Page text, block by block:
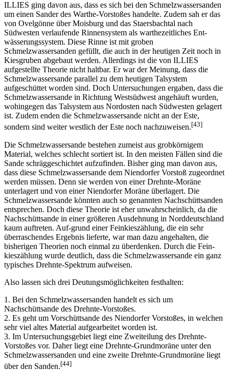
ILLIES ging davon aus, dass es sich bei den Schmelzwassersanden
um einen Sander des Warthe-Vorstoßes handelte. Zudem sah er das
von Ovelgönne über Moisburg und das Staersbachtal nach
Südwesten verlaufende Rinnensystem als warthezeitliches Ent-
wässerungssystem. Diese Rinne ist mit groben
Schmelzwassersanden gefüllt, die auch in der heutigen Zeit noch in
Kiesgruben abgebaut werden. Allerdings ist die von ILLIES
aufgestellte Theorie nicht haltbar. Er war der Meinung, dass die
Schmelzwassersande parallel zu dem heutigen Talsystem
aufgeschüttet worden sind. Doch Untersuchungen ergaben, dass die
Schmelzwassersande in Richtung Westsüdwest angehäuft wurden,
wohingegen das Talsystem aus Nordosten nach Südwesten gelagert
ist. Zudem enden die Schmelzwassersande nicht an der Este,
sondern sind weiter westlich der Este noch nachzuweisen.[43]
Die Schmelzwassersande bestehen zumeist aus grobkörnigem
Material, welches schlecht sortiert ist. In den meisten Fällen sind die
Sande schräggeschichtet aufzufinden. Bisher ging man davon aus,
dass diese Schmelzwassersande dem Niendorfer Vorstoß zugeordnet
werden müssen. Denn sie werden von einer Drehnte-Moräne
unterlagert und von einer Niendorfer Moräne überlagert. Die
Schmelzwassersande könnten auch so genannten Nachschüttsanden
entsprechen. Doch diese Theorie ist eher unwahrscheinlich, da die
Nachschüttsande in einer größeren Ausdehnung in Norddeutschland
kaum auftreten. Auf-grund einer Feinkieszählung, die ein sehr
überraschendes Ergebnis lieferte, war man dazu angehalten, die
bisherigen Theorien noch einmal zu überdenken. Durch die Fein-
kieszählung wurde deutlich, dass die Schmelzwassersande ein ganz
typisches Drehnte-Spektrum aufweisen.
Also lassen sich drei Deutungsmöglichkeiten festhalten:
1. Bei den Schmelzwassersanden handelt es sich um
Nachschüttsande des Drehnte-Vorstoßes.
2. Es geht um Vorschüttsande des Niendorfer Vorstoßes, in welchen
sehr viel altes Material aufgearbeitet worden ist.
3. Im Untersuchungsgebiet liegt eine Zweiteilung des Drehnte-
Vorstoßes vor. Daher liegt eine Drehnte-Grundmoräne unter den
Schmelzwassersanden und eine zweite Drehnte-Grundmoräne liegt
über den Sanden.[44]